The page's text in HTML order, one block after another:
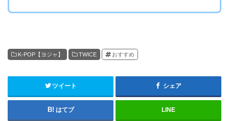
K-POP【ヨジャ】 TWICE おすすめ
ツイート シェア
はてブ LINE